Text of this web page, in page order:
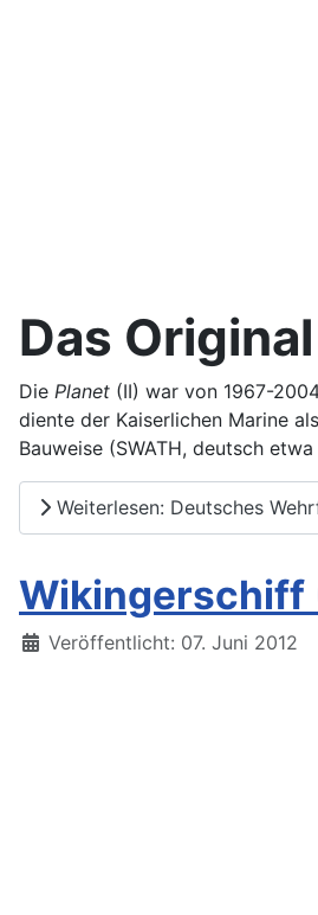
Das Original
Die Planet (II) war von 1967-
diente der Kaiserlichen Marine
Bauweise (SWATH, deutsch
Weiterlesen: Deutsches
Wikingerschiff
Details
Veröffentlicht: 07. Juni 2012